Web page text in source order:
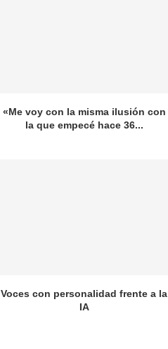
«Me voy con la misma ilusión con
la que empecé hace 36...
Voces con personalidad frente a la
IA